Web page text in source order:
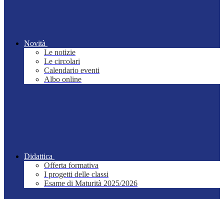
Novità
Le notizie
Le circolari
Calendario eventi
Albo online
Didattica
Offerta formativa
I progetti delle classi
Esame di Maturità 2025/2026